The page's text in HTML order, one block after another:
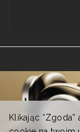
Klikając